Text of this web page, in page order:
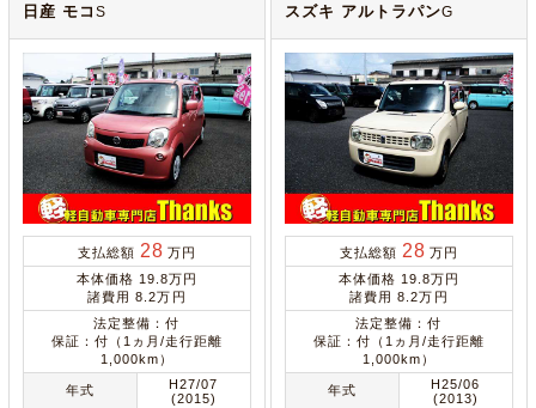
日産 モコS
支払総額 28 万円
本体価格 19.8万円
諸費用 8.2万円
法定整備：付
保証：付（1ヵ月/走行距離
1,000km）
年式
H27/07
(2015)
スズキ アルトラパンG
支払総額 28 万円
本体価格 19.8万円
諸費用 8.2万円
法定整備：付
保証：付（1ヵ月/走行距離
1,000km）
年式
H25/06
(2013)